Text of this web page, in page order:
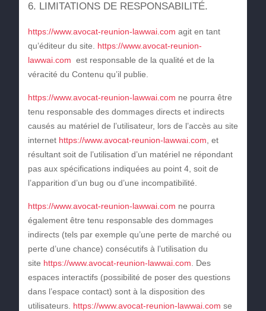
6. LIMITATIONS DE RESPONSABILITÉ.
https://www.avocat-reunion-lawwai.com agit en tant
qu’éditeur du site. https://www.avocat-reunion-
lawwai.com est responsable de la qualité et de la
véracité du Contenu qu’il publie.
https://www.avocat-reunion-lawwai.com ne pourra être
tenu responsable des dommages directs et indirects
causés au matériel de l’utilisateur, lors de l’accès au site
internet https://www.avocat-reunion-lawwai.com , et
résultant soit de l’utilisation d’un matériel ne répondant
pas aux spécifications indiquées au point 4, soit de
l’apparition d’un bug ou d’une incompatibilité.
https://www.avocat-reunion-lawwai.com ne pourra
également être tenu responsable des dommages
indirects (tels par exemple qu’une perte de marché ou
perte d’une chance) consécutifs à l’utilisation du
site https://www.avocat-reunion-lawwai.com . Des
espaces interactifs (possibilité de poser des questions
dans l’espace contact) sont à la disposition des
utilisateurs. https://www.avocat-reunion-lawwai.com se